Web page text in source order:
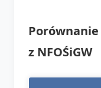
z NFOŚiGW